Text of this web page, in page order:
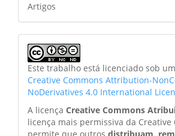
Artigos
Este trabalho está licenciado sob
Creative Commons Attribution-
NoDerivatives 4.0 International
A licença Creative Commons
licença mais permissiva da Creative